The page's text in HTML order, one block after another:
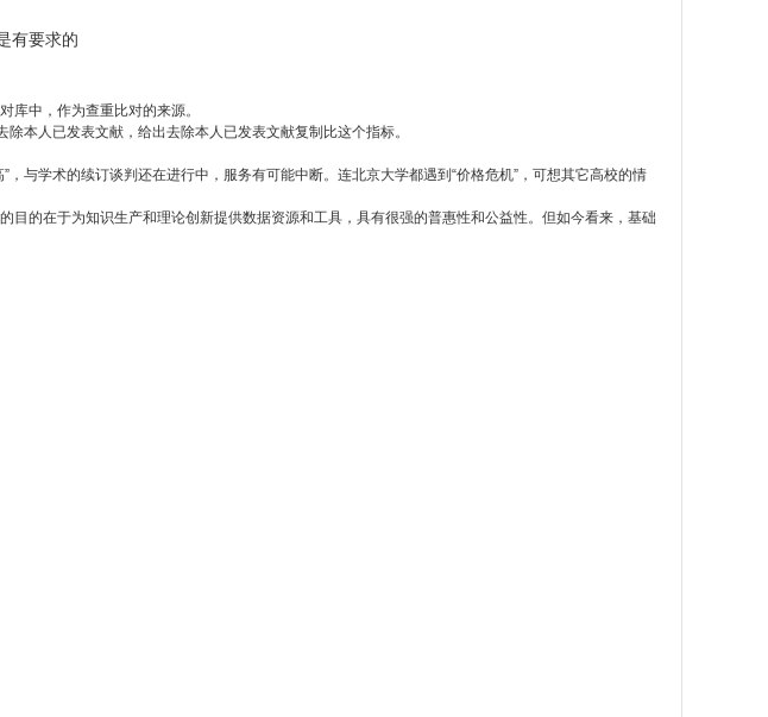
有要求的
库中，作为查重比对的来源。
本人已发表文献，给出去除本人已发表文献复制比这个指标。
与学术的续订谈判还在进行中，服务有可能中断。连北京大学都遇到“价格危机”，可想其它高校的情
目的在于为知识生产和理论创新提供数据资源和工具，具有很强的普惠性和公益性。但如今看来，基础